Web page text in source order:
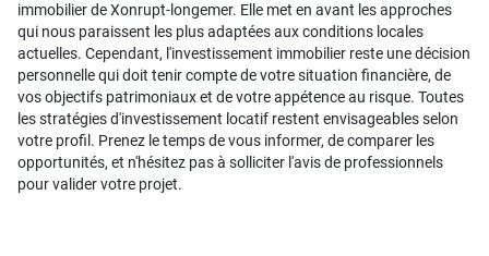
immobilier de Xonrupt-longemer. Elle met en avant les approches
qui nous paraissent les plus adaptées aux conditions locales
actuelles. Cependant, l'investissement immobilier reste une décision
personnelle qui doit tenir compte de votre situation financière, de
vos objectifs patrimoniaux et de votre appétence au risque. Toutes
les stratégies d'investissement locatif restent envisageables selon
votre profil. Prenez le temps de vous informer, de comparer les
opportunités, et n'hésitez pas à solliciter l'avis de professionnels
pour valider votre projet.